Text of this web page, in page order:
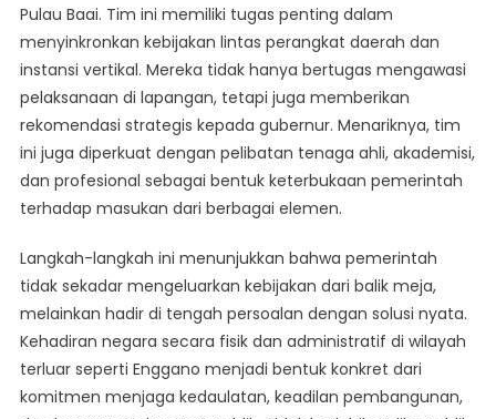
Pulau Baai. Tim ini memiliki tugas penting dalam
menyinkronkan kebijakan lintas perangkat daerah dan
instansi vertikal. Mereka tidak hanya bertugas mengawasi
pelaksanaan di lapangan, tetapi juga memberikan
rekomendasi strategis kepada gubernur. Menariknya, tim
ini juga diperkuat dengan pelibatan tenaga ahli, akademisi,
dan profesional sebagai bentuk keterbukaan pemerintah
terhadap masukan dari berbagai elemen.
Langkah-langkah ini menunjukkan bahwa pemerintah
tidak sekadar mengeluarkan kebijakan dari balik meja,
melainkan hadir di tengah persoalan dengan solusi nyata.
Kehadiran negara secara fisik dan administratif di wilayah
terluar seperti Enggano menjadi bentuk konkret dari
komitmen menjaga kedaulatan, keadilan pembangunan,